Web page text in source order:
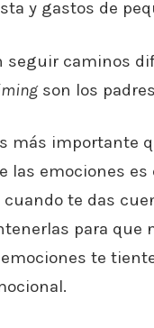
y gastos de
seguir caminos
son los
más importante
las emociones
te das
para que
te